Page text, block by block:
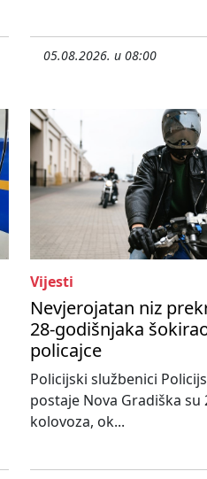
05.08.2026. u 08:00
Vijesti
Nevjerojatan niz
28-godišnjaka
policajce
Policijski službenici
postaje Nova Gradiška su
kolovoza, ok...